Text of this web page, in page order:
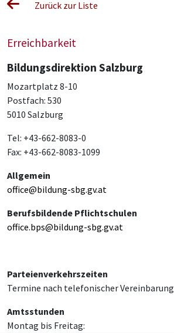
Zurück zur Liste
Erreichbarkeit
Bildungsdirektion Salzburg
Mozartplatz 8-10
Postfach: 530
5010 Salzburg
Tel: +43-662-8083-0
Fax: +43-662-8083-1099
Allgemein
office@bildung-sbg.gv.at
Berufsbildende Pflichtschulen
office.bps@bildung-sbg.gv.at
Parteienverkehrszeiten
Termine nach telefonischer Vereinbarung
Amtsstunden
Montag bis Freitag: